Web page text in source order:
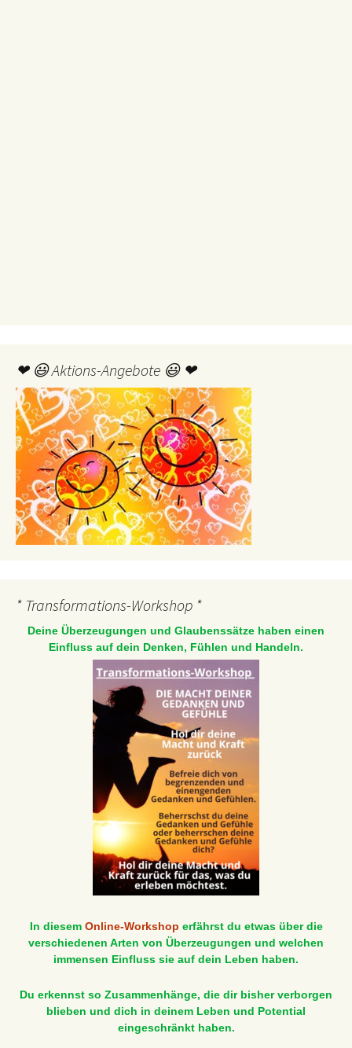
❤ 😃 Aktions-Angebote 😃 ❤
* Transformations-Workshop *
Deine Überzeugungen und Glaubenssätze haben einen
Einfluss auf dein Denken, Fühlen und Handeln.
In diesem Online-Workshop erfährst du etwas über die
verschiedenen Arten von Überzeugungen und welchen
immensen Einfluss sie auf dein Leben haben.
Du erkennst so Zusammenhänge, die dir bisher verborgen
blieben und dich in deinem Leben und Potential
eingeschränkt haben.